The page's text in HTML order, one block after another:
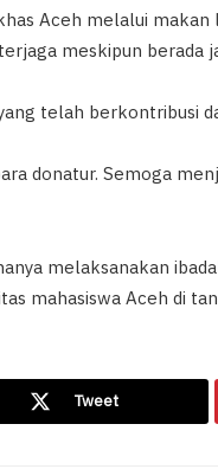
Aceh melalui
meskipun berada
telah berkontribusi
donatur. Semoga
melaksanakan
mahasiswa Aceh di
Tweet